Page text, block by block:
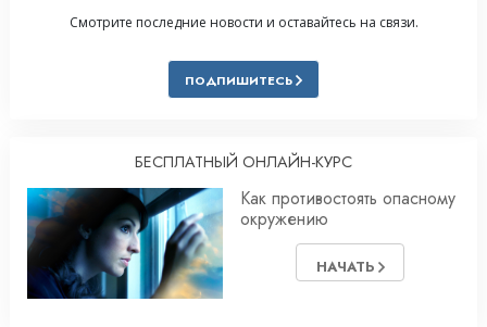
Смотрите последние новости и оставайтесь на связи.
ПОДПИШИТЕСЬ
БЕСПЛАТНЫЙ ОНЛАЙН-КУРС
Как противостоять опасному
окружению
НАЧАТЬ